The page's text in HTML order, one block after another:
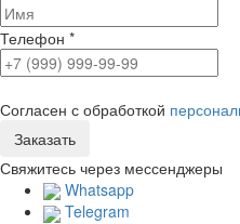
Телефон *
Согласен с обработкой
Свяжитесь через мессенджеры
Whatsapp
Telegram